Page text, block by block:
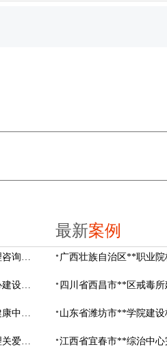
恭贺江西省**中心小学西区心理咨询教室设备采购项目由阳光心健代理商中标
恭贺上海市**社区心理服务中心建设项目由阳光心健代理商中标
恭贺上海市**大学**学院心理健康中心建设项目由阳光心健代理商中标
恭贺江苏省无锡市**福利院心理关爱中心建设项目由阳光心健代理商中标
最新案例